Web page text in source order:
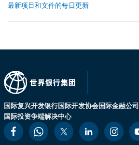
最新项目和文件的每日更新
国际复兴开发银行国际开发协会国际金融公司
国际投资争端解决中心